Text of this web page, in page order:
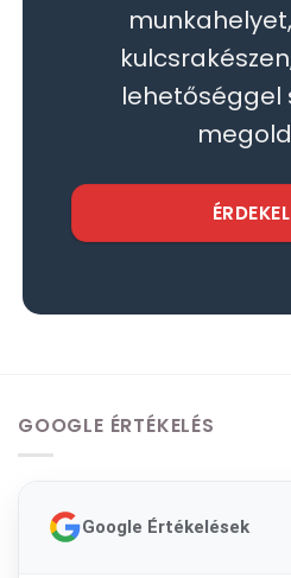
lehetőséggel
ÉRDEKEL
GOOGLE ÉRTÉKELÉS
Google Értékelések